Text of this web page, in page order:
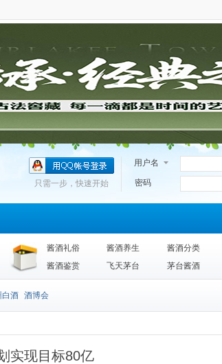
用户名
密码
只需一步，快速开始
酱酒礼俗 酱酒养生
酱酒分类
酱酒鉴赏
飞天茅台 茅台酱酒
白酒 酒博会
实现目标80亿